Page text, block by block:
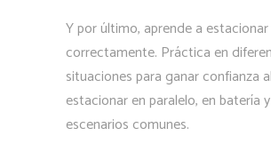
Y por último, aprende a estacionar
correctamente. Práctica en
situaciones para ganar confianza al
estacionar en paralelo, en batería
escenarios comunes.